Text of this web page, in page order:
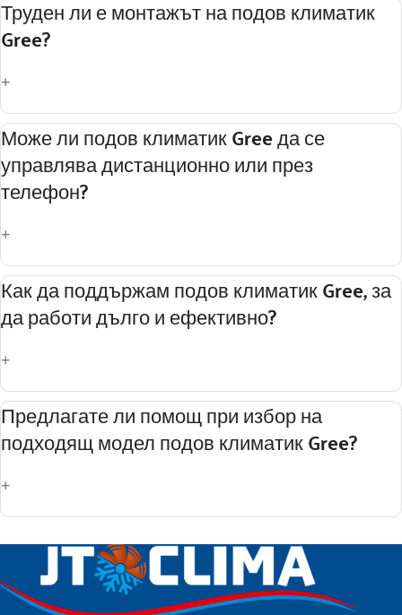
работи ефективно при ниски външни
температури и може да се използва
Труден ли е монтажът на подов климатик
Gree?
+
Монтажътна подов климатик Gree е
сравнително лесен и бърз. Екипът на JTClima
осигурява професионално поставяне и
правилно позициониране за максимална
Може ли подов климатик Gree да се
управлява дистанционно или през
телефон?
+
Да! В сайта на JTClima ще намерите различни
модели подов климатик Gree, които предлагат
Wi-Fi управление чрез смартфон.
Как да поддържам подов климатик Gree, за
да работи дълго и ефективно?
+
За да удължите живота на Вашия подов
климатик Gree, е необходимо периодично
почистване на филтрите и годишна
Предлагате ли помощ при избор на
подходящ модел подов климатик Gree?
+
включително изчисляване на нужната мощност,
избор на правилния модел и съвети за
оптимална инсталация.